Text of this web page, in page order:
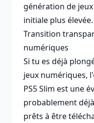
génération de
initiale plus élevée.
Transition
numériques
Si tu es déjà
jeux numériques,
PS5 Slim est une
probablement
prêts à être